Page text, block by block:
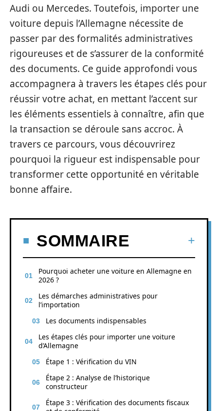
Audi ou Mercedes. Toutefois, importer une
voiture depuis l’Allemagne nécessite de
passer par des formalités administratives
rigoureuses et de s’assurer de la conformité
des documents. Ce guide approfondi vous
accompagnera à travers les étapes clés pour
réussir votre achat, en mettant l’accent sur
les éléments essentiels à connaître, afin que
la transaction se déroule sans accroc. À
travers ce parcours, vous découvrirez
pourquoi la rigueur est indispensable pour
transformer cette opportunité en véritable
bonne affaire.
SOMMAIRE
Pourquoi acheter une voiture en Allemagne en
2026 ?
Les démarches administratives pour
l’importation
Les documents indispensables
Les étapes clés pour importer une voiture
d’Allemagne
Étape 1 : Vérification du VIN
Étape 2 : Analyse de l’historique
constructeur
Étape 3 : Vérification des documents fiscaux